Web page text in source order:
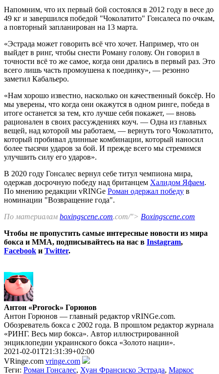
Напомним, что их первый бой состоялся в 2012 году в весе до
49 кг и завершился победой "Чоколатито" Гонсалеса по очкам,
а повторный запланирован на 13 марта.
«Эстрада может говорить всё что хочет. Например, что он
выйдет в ринг, чтобы снести Роману голову. Он говорил в
точности всё то же самое, когда они дрались в первый раз. Это
всего лишь часть промоушена к поединку», — резонно
заметил Кабальеро.
«Нам хорошо известно, насколько он качественный боксёр. Но
мы уверены, что когда они окажутся в одном ринге, победа в
итоге останется за тем, кто лучше себя покажет, — вновь
рационален в своих рассуждениях коуч. — Одна из главных
вещей, над которой мы работаем, — вернуть того Чоколатито,
который пробивал длинные комбинации, который наносил
более тысячи ударов за бой. И прежде всего мы стремимся
улучшить силу его ударов».
В 2020 году Гонсалес вернул себе титул чемпиона мира,
одержав досрочную победу над британцем Халидом Яфаем.
По мнению редакции vRINGe Роман одержал победу в
номинации "Возвращение года".
По материалам boxingscene.com.com/"> Boxingscene.com
Чтобы не пропустить самые интересные новости из мира
бокса и ММА, подписывайтесь на нас в Instagram,
Facebook и Twitter.
Антон «Prorock» Горюнов
Антон Горюнов — главный редактор vRINGe.com.
Обозреватель бокса с 2002 года. В прошлом редактор журнала
«РИНГ. Весь мир бокса». Автор иллюстрированной
энциклопедии украинского бокса «Золото нации».
2021-02-01T21:31:39+02:00
VRinge.com vringe.com
Теги: Роман Гонсалес, Хуан Франсиско Эстрада, Маркос